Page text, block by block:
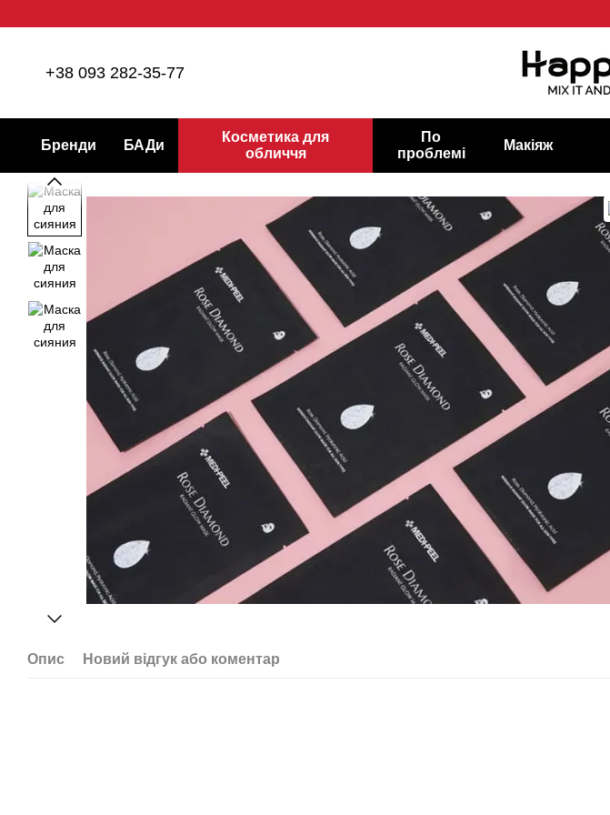
+38 093 282-35-77
Бренди БАДи
Косметика для
обличчя
По
проблемі
Макіяж
Опис Новий відгук або коментар